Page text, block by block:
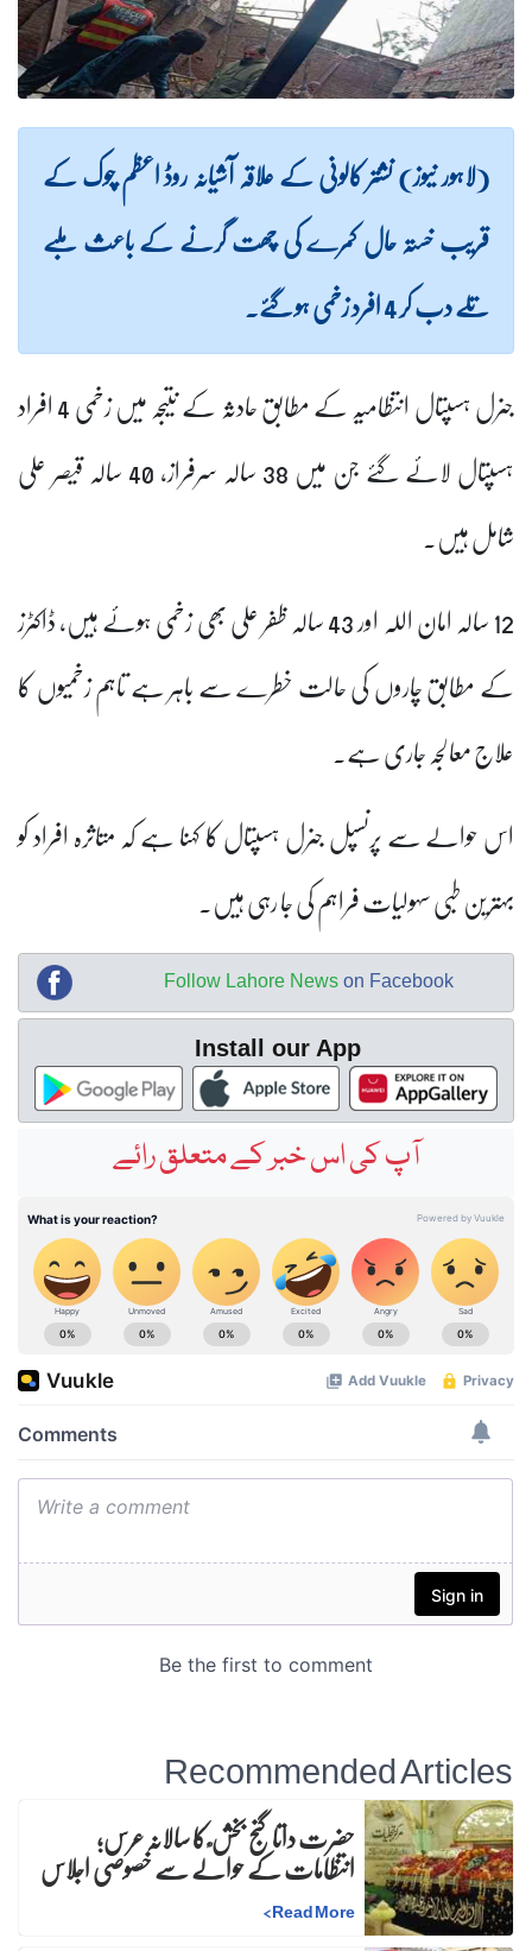
(لاہور نیوز) نشتر کالونی کے علاقہ آشیانہ روڈ اعظم چوک کے
قریب خستہ حال کمرے کی چھت گرنے کے باعث ملبے
تلے دب کر 4 افرد زخمی ہو گئے۔
جنرل ہسپتال انتظامیہ کے مطابق حادثہ کے نتیجہ میں زخمی 4 افراد
ہسپتال لائے گئے جن میں 38 سالہ سرفراز، 40 سالہ قیصر علی
شامل ہیں۔
12 سالہ امان اللہ اور 43 سالہ ظفر علی بھی زخمی ہوئے ہیں، ڈاکٹرز
کے مطابق چاروں کی حالت خطرے سے باہر ہے تاہم زخمیوں کا
علاج معالجہ جاری ہے۔
اس حوالے سے پرنسپل جنرل ہسپتال کا کہنا ہے کہ متاثرہ افراد کو
بہترین طبی سہولیات فراہم کی جا رہی ہیں۔
Follow Lahore News on Facebook
Install our App
آپ کی اس خبر کے متعلق رائے
Recommended Articles
حضرت داتا گنج بخش ؒ کا سالانہ عرس;
انتظامات کے حوالے سے خصوصی اجلاس
Read More
>